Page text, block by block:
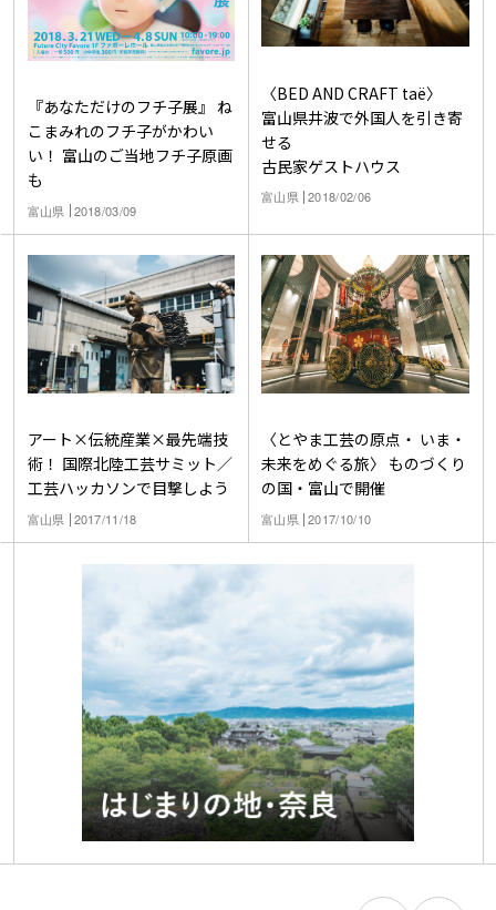
『あなただけのフチ子展』 ね
こまみれのフチ子がかわい
い！ 富山のご当地フチ子原画
も
富山県 2018/03/09
〈BED AND CRAFT taë〉
富山県井波で外国人を引き寄
せる
古民家ゲストハウス
富山県 2018/02/06
アート×伝統産業×最先端技
術！ 国際北陸工芸サミット／
工芸ハッカソンで目撃しよう
富山県 2017/11/18
〈とやま工芸の原点・ いま・
未来をめぐる旅〉 ものづくり
の国・富山で開催
富山県 2017/10/10